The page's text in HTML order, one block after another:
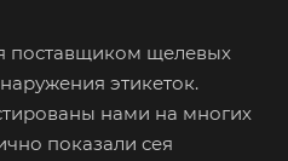
поставщиком щелевых
этикеток.
нами на многих
показали сея